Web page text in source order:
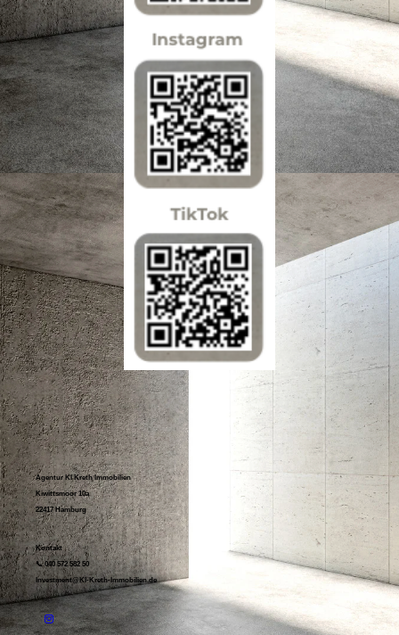
Agentur KI Kreth Immobilien
Kiwittsmoor 10a
22417 Hamburg
Kontakt
📞 040 572 582 50
Investment@KI-Kreth-Immobilien.de